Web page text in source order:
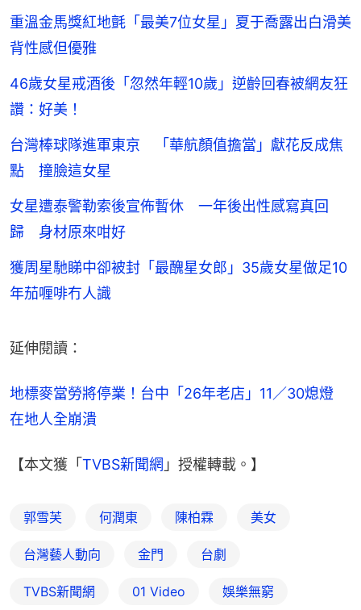
重溫金馬獎紅地氈「最美7位女星」夏于喬露出白滑美
背性感但優雅
46歲女星戒酒後「忽然年輕10歲」逆齡回春被網友狂
讚：好美！
台灣棒球隊進軍東京 「華航顏值擔當」獻花反成焦
點 撞臉這女星
女星遭泰警勒索後宣佈暫休 一年後出性感寫真回
歸 身材原來咁好
獲周星馳睇中卻被封「最醜星女郎」35歲女星做足10
年茄喱啡冇人識
延伸閱讀：
地標麥當勞將停業！台中「26年老店」11／30熄燈
在地人全崩潰
【本文獲「 TVBS新聞網 」授權轉載。】
郭雪芙 何潤東 陳柏霖 美女
台灣藝人動向 金門 台劇
TVBS新聞網 01 Video 娛樂無窮